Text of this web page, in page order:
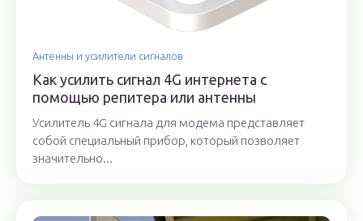
Антенны и усилители сигналов
Как усилить сигнал 4G интернета с
помощью репитера или антенны
Усилитель 4G сигнала для модема представляет
собой специальный прибор, который позволяет
значительно...